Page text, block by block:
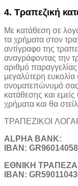
4. Τραπεζική
Με κατάθεση σε
τα χρήματα στον
αντίγραφο της
αναγράφοντας την
αριθμό
μεγαλύτερη
ονοματεπώνυμό σας
κατάθεσης και
χρήματα και θα
ΤΡΑΠΕΖΙΚOI
ALPHA BANK:
IBAN:
ΕΘΝΙΚΗ
IBAN: